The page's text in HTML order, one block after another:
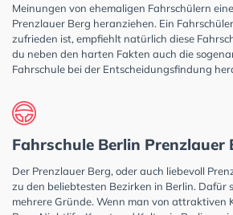
Meinungen von ehemaligen Fahrschülern
Prenzlauer Berg heranziehen. Ein
zufrieden ist, empfiehlt natürlich diese
du neben den harten Fakten auch die
Fahrschule bei der Entscheidungsfindung
Fahrschule Berlin Prenzlauer
Der Prenzlauer Berg, oder auch liebevoll
zu den beliebtesten Bezirken in Berlin. Dafür
mehrere Gründe. Wenn man von attraktiven